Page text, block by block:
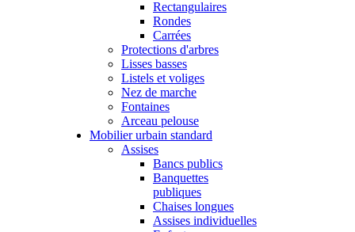
Rectangulaires
Rondes
Carrées
Protections d'arbres
Lisses basses
Listels et voliges
Nez de marche
Fontaines
Arceau pelouse
Mobilier urbain standard
Assises
Bancs publics
Banquettes
publiques
Chaises longues
Assises individuelles